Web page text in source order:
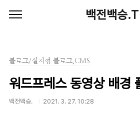
백전백승.T
블로그/설치형 블로그,CMS
워드프레스 동영상 배경
백전백승. 2021. 3. 27. 10:28